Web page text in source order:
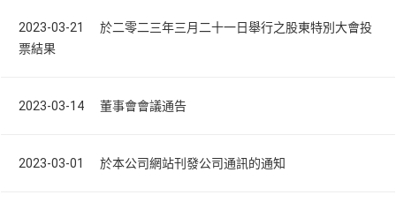
2023-03-21 於二零二三年三月二十一日舉行之股東特別大會投
票結果
2023-03-14 董事會會議通告
2023-03-01 於本公司網站刊發公司通訊的通知